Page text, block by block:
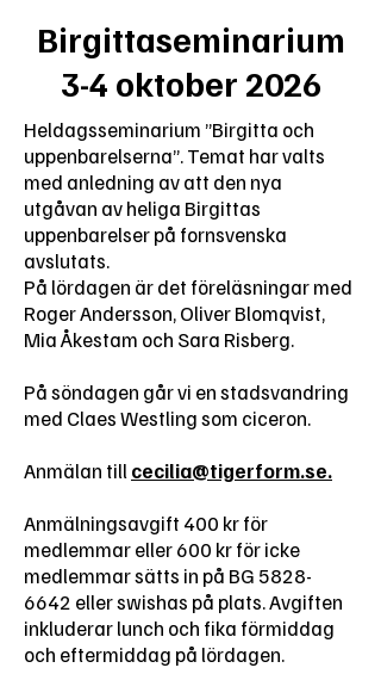
Birgittaseminarium
3-4 oktober 2026
Heldagsseminarium ”Birgitta och
uppenbarelserna”. Temat har valts
med anledning av att den nya
utgåvan av heliga Birgittas
uppenbarelser på fornsvenska
avslutats.
På lördagen är det föreläsningar med
Roger Andersson, Oliver Blomqvist,
Mia Åkestam och Sara Risberg.
På söndagen går vi en stadsvandring
med Claes Westling som ciceron.
Anmälan till cecilia@tigerform.se.
Anmälningsavgift 400 kr för
medlemmar eller 600 kr för icke
medlemmar sätts in på BG 5828-
6642 eller swishas på plats. Avgiften
inkluderar lunch och fika förmiddag
och eftermiddag på lördagen.